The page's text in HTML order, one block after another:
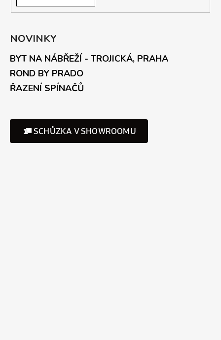
NOVINKY
BYT NA NÁBŘEŽÍ - TROJICKÁ, PRAHA
ROND BY PRADO
ŘAZENÍ SPÍNAČŮ
SCHŮZKA V SHOWROOMU